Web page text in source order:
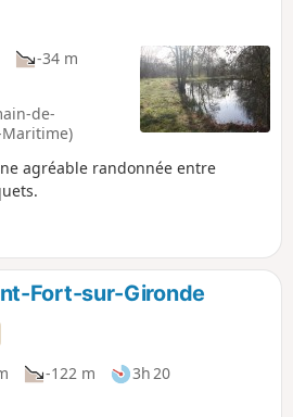
-34 m
de-
agréable randonnée entre
Fort-sur-Gironde
-122 m
3h 20